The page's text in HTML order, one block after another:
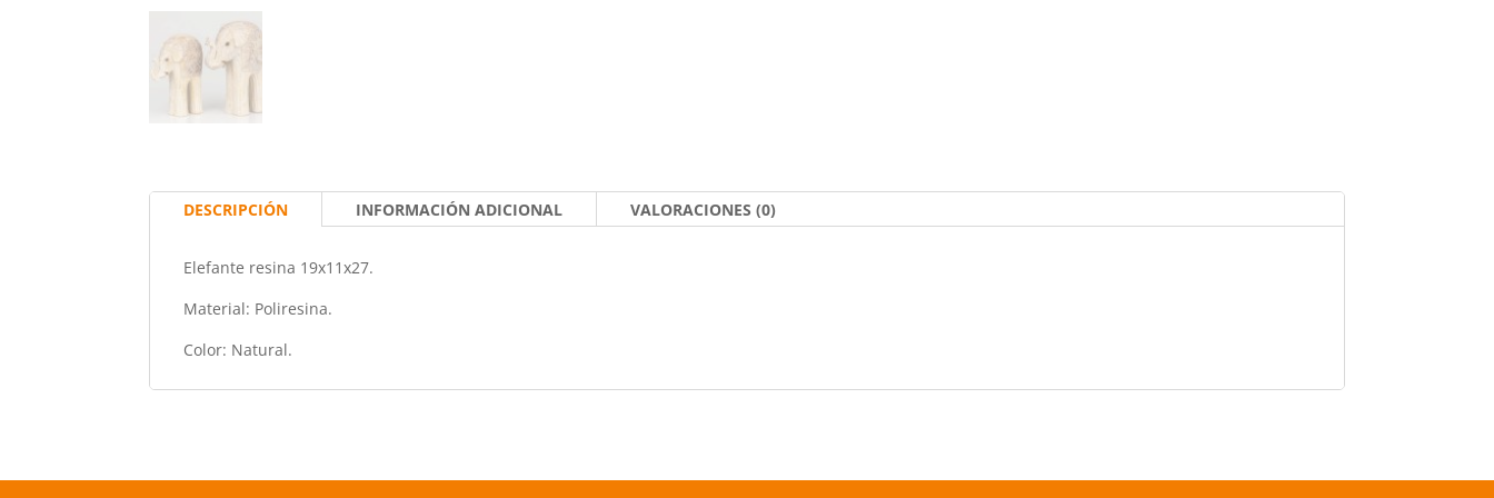
DESCRIPCIÓN INFORMACIÓN ADICIONAL VALORACIONES (0)
Elefante resina 19x11x27.
Material: Poliresina.
Color: Natural.